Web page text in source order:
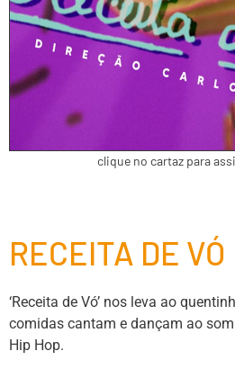
clique no cartaz para
RECEITA DE VÓ
‘Receita de Vó’ nos leva ao
comidas cantam e dançam ao
Hip Hop.